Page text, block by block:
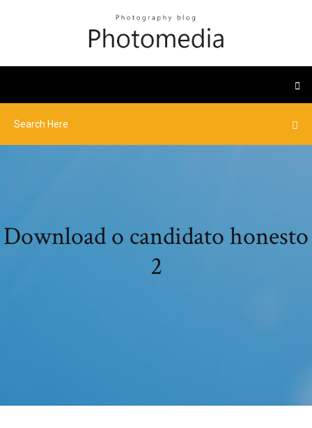
Download o candidato honesto
2